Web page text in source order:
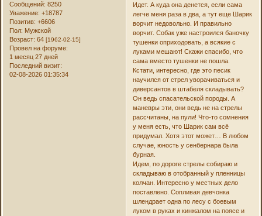
Сообщений: 8250
Уважение: +18787
Позитив: +6606
Пол: Мужской
Возраст: 64[1962-02-15]
Провел на форуме:
1 месяц 27 дней
Последний визит:
02-08-2026 01:35:34
Идет. А куда она денется, если сама
легче меня раза в два, а тут еще Шарик
ворчит недовольно. И правильно
ворчит. Собак уже настроился баночку
тушенки оприходовать, а всякие с
луками мешают! Скажи спасибо, что
сама вместо тушенки не пошла.
Кстати, интересно, где это песик
научился от стрел уворачиваться и
диверсантов в штабеля складывать?
Он ведь спасательской породы. А
маневры эти, они ведь не на стрелы
рассчитаны, на пули! Что-то сомнения
у меня есть, что Шарик сам всё
придумал. Хотя этот может… В любом
случае, юность у сенбернара была
бурная.
Идем, по дороге стрелы собираю и
складываю в отобранный у пленницы
колчан. Интересно у местных дело
поставлено. Сопливая девчонка
шлендрает одна по лесу с боевым
луком в руках и кинжалом на поясе и